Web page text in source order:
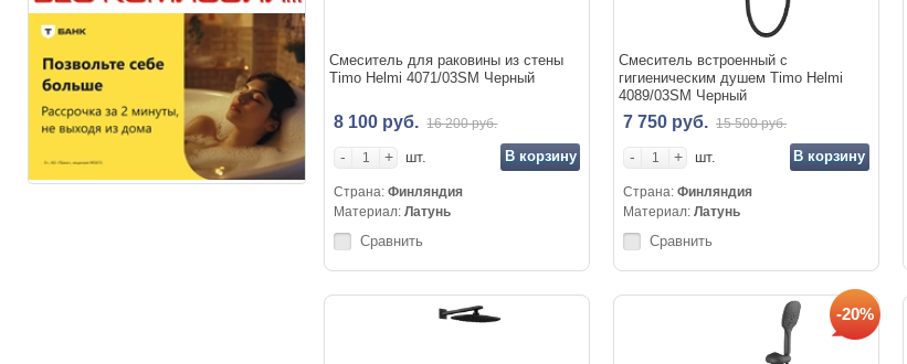
Смеситель для раковины из стены
Timo Helmi 4071/03SM Черный
8 100 руб. 16 200 руб.
- + шт. В корзину
Страна:Финляндия
Материал:Латунь
Сравнить
Смеситель встроенный с
гигиеническим душем Timo Helmi
4089/03SM Черный
7 750 руб. 15 500 руб.
- + шт. В корзину
Страна:Финляндия
Материал:Латунь
Сравнить
-20%